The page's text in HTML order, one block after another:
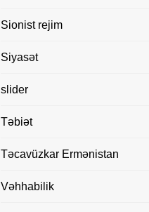
Sionist rejim
Siyasət
slider
Təbiət
Təcavüzkar Ermənistan
Vəhhabilik